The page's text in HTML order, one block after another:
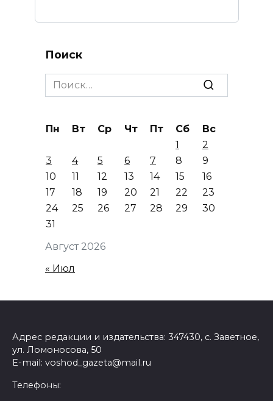
Поиск
Search
for:
Август 2026
Пн Вт Ср Чт Пт Сб
Вс
1
2
3
4 5 6 7 8
9
10
11 12 13 14 15
16
17
18 19 20 21 22
23
24
25 26 27 28 29
30
31
« Июл
Адрес редакции и издательства: 347430, с. Заветное,
ул. Ломоносова, 50
E-mail: voshod_gazeta@mail.ru
Телефоны: